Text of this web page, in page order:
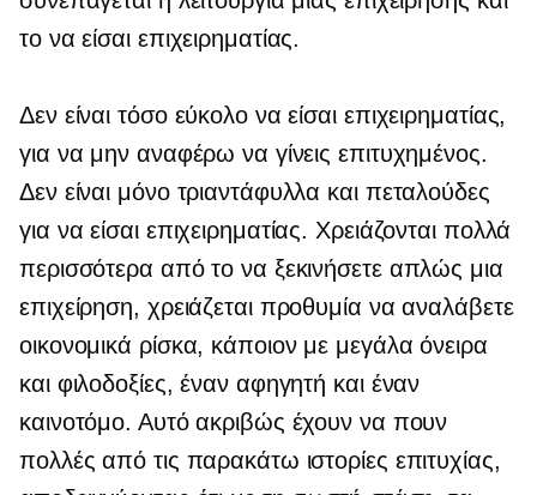
το να είσαι επιχειρηματίας.
Δεν είναι τόσο εύκολο να είσαι επιχειρηματίας,
για να μην αναφέρω να γίνεις επιτυχημένος.
Δεν είναι μόνο τριαντάφυλλα και πεταλούδες
για να είσαι επιχειρηματίας. Χρειάζονται πολλά
περισσότερα από το να ξεκινήσετε απλώς μια
επιχείρηση, χρειάζεται προθυμία να αναλάβετε
οικονομικά ρίσκα, κάποιον με μεγάλα όνειρα
και φιλοδοξίες, έναν αφηγητή και έναν
καινοτόμο. Αυτό ακριβώς έχουν να πουν
πολλές από τις παρακάτω ιστορίες επιτυχίας,